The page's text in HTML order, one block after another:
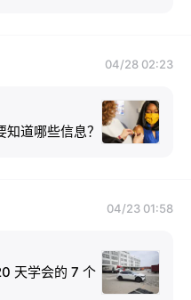
04/28 02:23
道哪些信息？
04/23 01:58
天学会的 7 个